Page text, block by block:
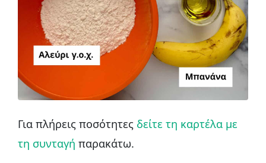
Για πλήρεις ποσότητες δείτε τη καρτέλα με
τη συνταγή παρακάτω.